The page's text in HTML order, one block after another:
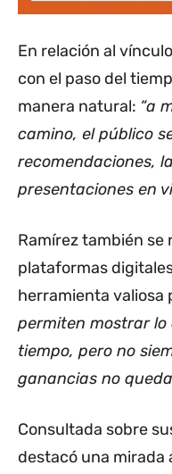
En relación al
con el paso del
manera natural: “a
camino, el público
recomendaciones,
presentaciones en
Ramírez también se
plataformas
herramienta valiosa
permiten mostrar lo
tiempo, pero no
ganancias no
Consultada sobre
destacó una mirada